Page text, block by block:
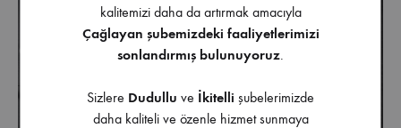
kalitemizi daha da artırmak amacıyla
Çağlayan şubemizdeki faaliyetlerimizi
sonlandırmış bulunuyoruz.
Sizlere Dudullu ve İkitelli şubelerimizde
daha kaliteli ve özenle hizmet sunmaya